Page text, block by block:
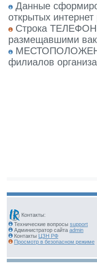
Данные
открытых интернет
Строка ТЕЛЕФОН
размещавшими
филиалов
Контакты:
Технические вопросы support
Администратор сайта admin
Контакты ЦЗН РФ
Просмотр в безопасном режиме